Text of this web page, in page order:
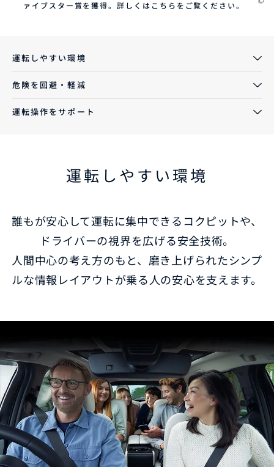
ァイブスター賞を獲得。詳しくはこちらをご覧ください。
運転しやすい環境
危険を回避・軽減
運転操作をサポート
運転しやすい環境
誰もが安心して運転に集中できるコクピットや、
ドライバーの視界を広げる安全技術。
人間中心の考え方のもと、磨き上げられたシンプ
ルな情報レイアウトが乗る人の安心を支えます。